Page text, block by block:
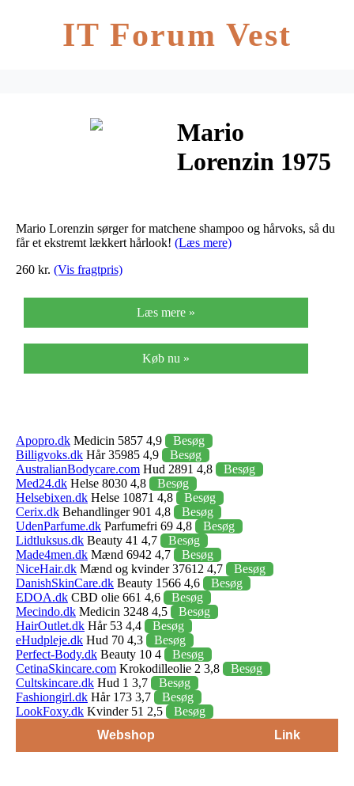
IT Forum Vest
Mario
Lorenzin 1975
Men + Hair
Wax Carisma
Mario Lorenzin sørger for matchene shampoo og hårvoks, så du
får et ekstremt lækkert hårlook! (Læs mere)
260 kr. (Vis fragtpris)
Læs mere »
Køb nu »
Apopro.dk Medicin 5857 4,9
Besøg
Billigvoks.dk Hår 35985 4,9
Besøg
AustralianBodycare.com Hud 2891 4,8
Besøg
Med24.dk Helse 8030 4,8
Besøg
Helsebixen.dk Helse 10871 4,8
Besøg
Cerix.dk Behandlinger 901 4,8
Besøg
UdenParfume.dk Parfumefri 69 4,8
Besøg
Lidtluksus.dk Beauty 41 4,7
Besøg
Made4men.dk Mænd 6942 4,7
Besøg
NiceHair.dk Mænd og kvinder 37612 4,7
Besøg
DanishSkinCare.dk Beauty 1566 4,6
Besøg
EDOA.dk CBD olie 661 4,6
Besøg
Mecindo.dk Medicin 3248 4,5
Besøg
HairOutlet.dk Hår 53 4,4
Besøg
eHudpleje.dk Hud 70 4,3
Besøg
Perfect-Body.dk Beauty 10 4
Besøg
CetinaSkincare.com Krokodilleolie 2 3,8
Besøg
Cultskincare.dk Hud 1 3,7
Besøg
Fashiongirl.dk Hår 173 3,7
Besøg
LookFoxy.dk Kvinder 51 2,5
Besøg
Webshop
Link